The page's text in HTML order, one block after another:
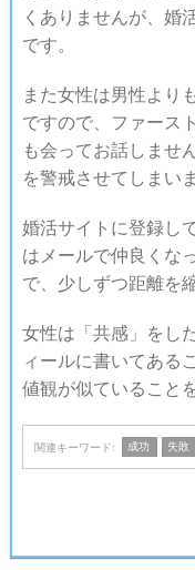
くありませんが、婚
です。
また女性は男性より
ですので、ファース
も会ってお話しませ
を警戒させてしまいま
婚活サイトに登録し
はメールで仲良くな
で、少しずつ距離を
女性は「共感」をし
ィールに書いてある
値観が似ていること
関連キーワード: 成功 失敗